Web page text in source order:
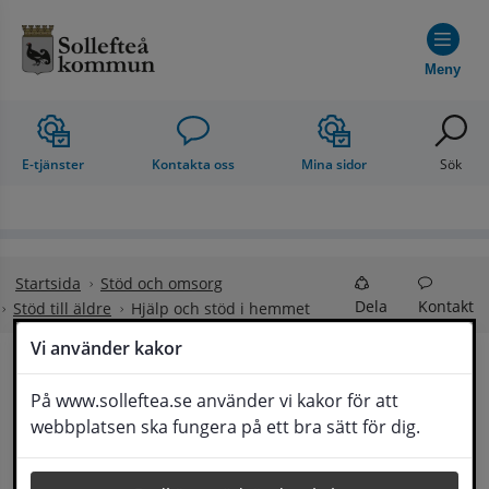
Vi använder kakor
På www.solleftea.se använder vi kakor för att
webbplatsen ska fungera på ett bra sätt för dig.
Meny
E-tjänster Kontakta oss Mina sidor Sök
Startsida
Stöd och omsorg
Stöd till äldre
Hjälp och stöd i hemmet Dela Kontakt
Hjälp och stöd i
hemmet